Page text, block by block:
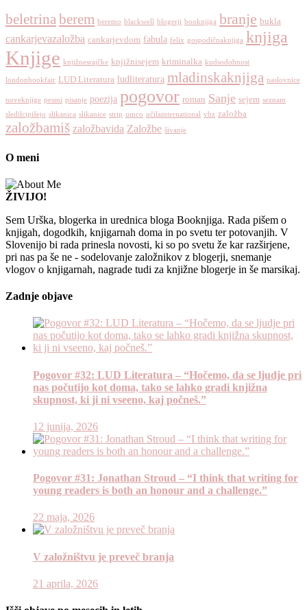
beletrinaberem beremo blackwell blogerji booknjiga branje bukla
cankarjevazaložba cankarjevdom fabula felix gospodičnaknjiga knjiga
Knjige knjižnesrajčke knjižnisejem kriminalka kudsodobnost
londonbookfair LUD Literatura ludliteratura mladinskaknjiga naslovnice
noveknjige pesmi pisanje poezija pogovor roman Sanje sejem seznam
sledilcipišejo slikanica slikanice strip umco učilainternational vbz založba
založbamiš založbavida Založbe šivanje
O meni
ŽIVIJO!
Sem Urška, blogerka in urednica bloga Booknjiga. Rada pišem o
knjigah, dogodkih, knjigarnah doma in po svetu ter potovanjih. V
Slovenijo bi rada prinesla novosti, ki so po svetu že kar razširjene,
pri nas pa še ne - sodelovanje založnikov z blogerji, snemanje
vlogov o knjigarnah, nagrade tudi za knjižne blogerje in še marsikaj.
Zadnje objave
Pogovor #32: LUD Literatura – “Hočemo, da se ljudje pri
nas počutijo kot doma, tako se lahko gradi knjižna
skupnost, ki ji ni vseeno, kaj počneš.”
12 junija, 2026
Pogovor #31: Jonathan Stroud – “I think that writing for
young readers is both an honour and a challenge.”
22 maja, 2026
V založništvu je preveč branja
21 aprila, 2026